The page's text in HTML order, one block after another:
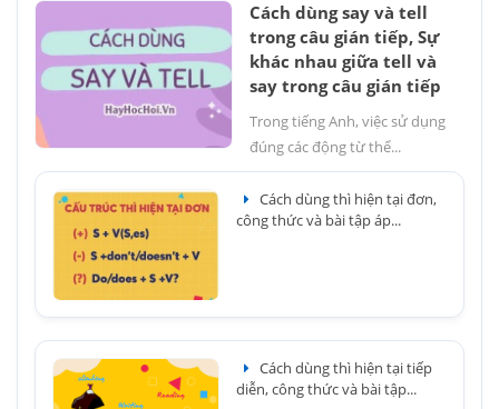
Cách dùng say và tell
trong câu gián tiếp, Sự
khác nhau giữa tell và
say trong câu gián tiếp
Trong tiếng Anh, việc sử dụng
đúng các động từ thể...
Cách dùng thì hiện tại đơn,
công thức và bài tập áp...
Cách dùng thì hiện tại tiếp
diễn, công thức và bài tập...